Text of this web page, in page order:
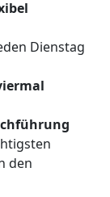
Dienstag
den